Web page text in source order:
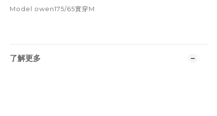
Model owen175/65實穿M
了解更多